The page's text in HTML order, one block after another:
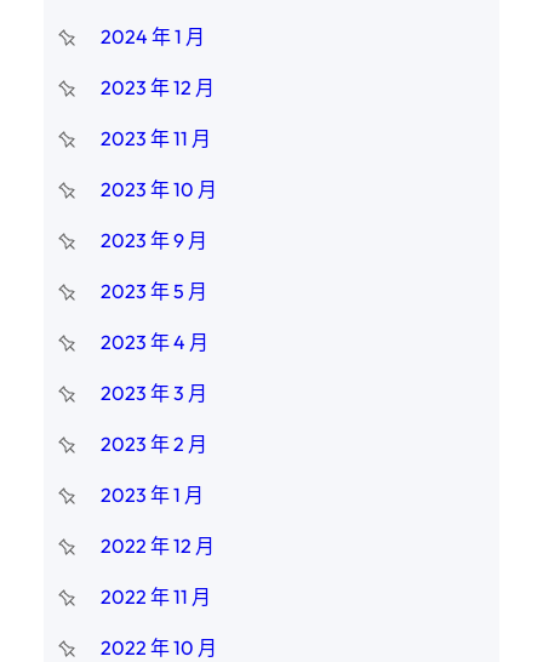
2024 年 1 月
2023 年 12 月
2023 年 11 月
2023 年 10 月
2023 年 9 月
2023 年 5 月
2023 年 4 月
2023 年 3 月
2023 年 2 月
2023 年 1 月
2022 年 12 月
2022 年 11 月
2022 年 10 月